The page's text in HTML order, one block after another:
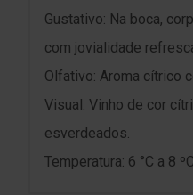
Gustativo: Na boca,
com jovialidade
Olfativo: Aroma cítrico
Visual: Vinho de cor
esverdeados.
Temperatura: 6 °C a 8 ºC